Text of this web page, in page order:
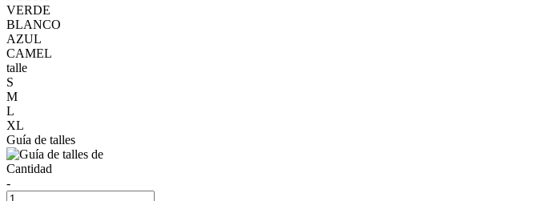
VERDE
BLANCO
AZUL
CAMEL
talle
S
M
L
XL
Guía de talles
Cantidad
-